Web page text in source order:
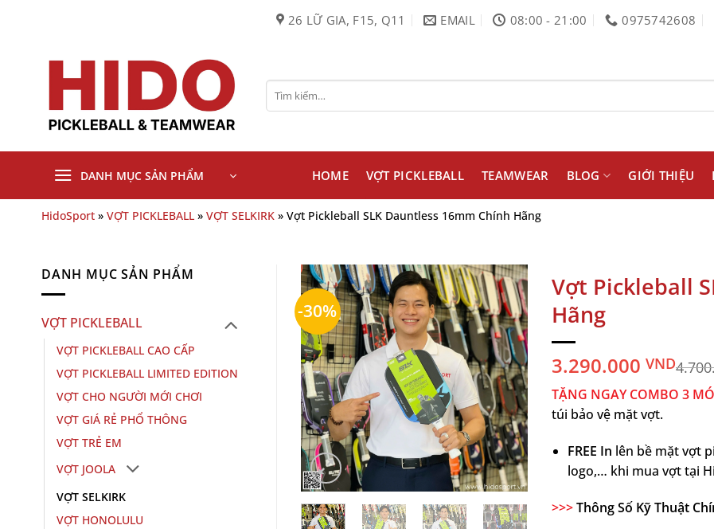
26 LỮ GIA, F15, Q11 EMAIL 08:00 - 21:00 0975742608
Tìm
kiếm:
DANH MỤC SẢN PHẨM HOME VỢT PICKLEBALL TEAMWEAR BLOG GIỚI THIỆU
HidoSport » VỢT PICKLEBALL » VỢT SELKIRK » Vợt Pickleball SLK Dauntless 16mm Chính Hãng
DANH MỤC SẢN PHẨM
VỢT PICKLEBALL
VỢT PICKLEBALL CAO CẤP
VỢT PICKLEBALL LIMITED EDITION
VỢT CHO NGƯỜI MỚI CHƠI
VỢT GIÁ RẺ PHỔ THÔNG
VỢT TRẺ EM
VỢT JOOLA
VỢT SELKIRK
VỢT HONOLULU
-30%
Vợt Pickleball
Hãng
3.290.000 VND
TẶNG NGAY COMBO 3
túi bảo vệ mặt vợt.
FREE In lên bề mặt vợt
logo,… khi mua vợt tại
>>>Thông Số Kỹ Thuật